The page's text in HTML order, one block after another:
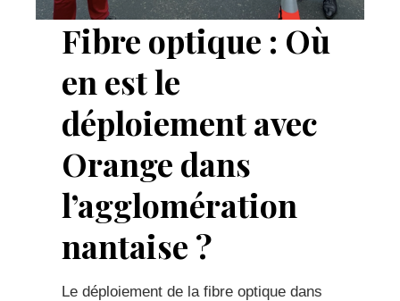
Fibre optique : Où
en est le
déploiement avec
Orange dans
l’agglomération
nantaise ?
Le déploiement de la fibre optique dans